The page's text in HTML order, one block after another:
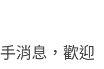
消息，歡迎